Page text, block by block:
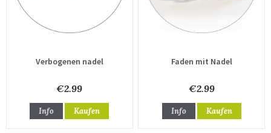
Verbogenen nadel
€2.99
Info Kaufen
Faden mit Nadel
€2.99
Info Kaufen